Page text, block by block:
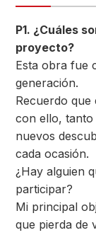
P1. ¿Cuáles
proyecto?
Esta obra fue
generación.
Recuerdo
con ello, tanto
nuevos
cada ocasión.
¿Hay alguien
participar?
Mi principal
que pierda de